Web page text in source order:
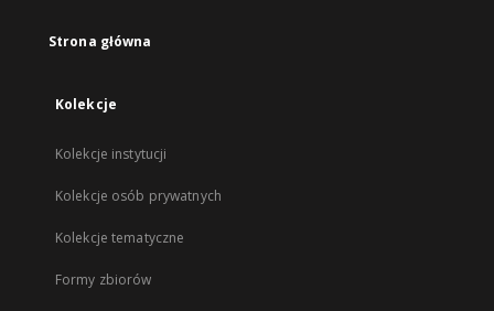
Strona główna
Kolekcje
Kolekcje instytucji
Kolekcje osób prywatnych
Kolekcje tematyczne
Formy zbiorów